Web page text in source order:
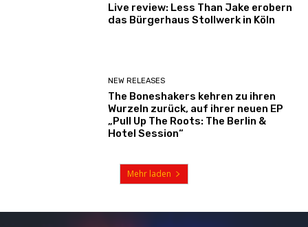
Live review: Less Than Jake erobern
das Bürgerhaus Stollwerk in Köln
NEW RELEASES
The Boneshakers kehren zu ihren
Wurzeln zurück, auf ihrer neuen EP
„Pull Up The Roots: The Berlin &
Hotel Session“
Mehr laden